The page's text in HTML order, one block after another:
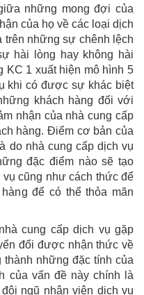
những mong đợi của
của họ về các loại dịch
trên những sự chênh lệch
hài lòng hay không hài
KC 1 xuất hiện mô hình 5
khi có được sự khác biệt
khách hàng đối với
nhận của nhà cung cấp
hàng. Điểm cơ bản của
do nhà cung cấp dịch vụ
đặc điểm nào sẽ tạo
cũng như cách thức để
để có thể thỏa mãn
cung cấp dịch vụ gặp
đổi được nhận thức về
những đặc tính của
của vấn đề này chính là
ngũ nhân viên dịch vụ